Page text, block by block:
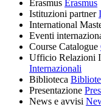
Erasmus Erasmus
Istituzioni partner
International
Eventi
Course Catalogue
Ufficio Relazioni
Internazionali
Biblioteca
Presentazione
News e avvisi